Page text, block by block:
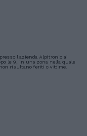
l'azienda Alpitronic ai
le 9, in una zona nella quale
risultano feriti o vittime.